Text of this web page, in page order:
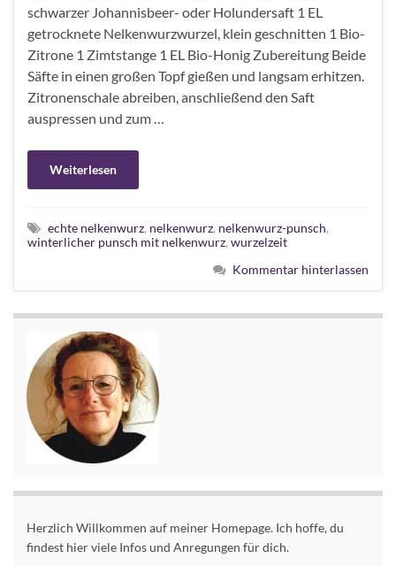
schwarzer Johannisbeer- oder Holundersaft 1 EL
getrocknete Nelkenwurzwurzel, klein geschnitten 1 Bio-
Zitrone 1 Zimtstange 1 EL Bio-Honig Zubereitung Beide
Säfte in einen großen Topf gießen und langsam erhitzen.
Zitronenschale abreiben, anschließend den Saft
auspressen und zum …
Weiterlesen
echte nelkenwurz, nelkenwurz, nelkenwurz-punsch,
winterlicher punsch mit nelkenwurz, wurzelzeit
Kommentar hinterlassen
Herzlich Willkommen auf meiner Homepage. Ich hoffe, du
findest hier viele Infos und Anregungen für dich.